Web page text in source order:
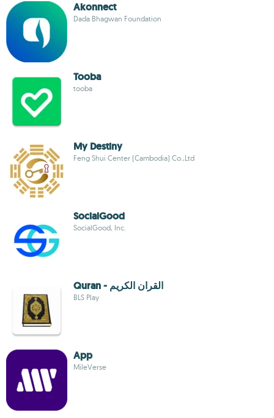
Akonnect
Dada Bhagwan Foundation
Tooba
tooba
My Destiny
Feng Shui Center (Cambodia) Co.,Ltd
SocialGood
SocialGood, Inc.
Quran - القران الكريم
BLS Play
App
MileVerse